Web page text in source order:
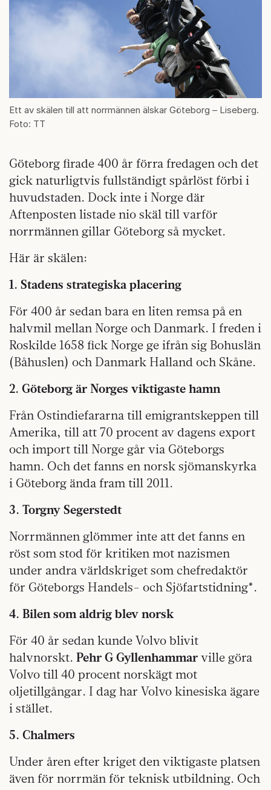
Ett av skälen till att norrmännen älskar Göteborg – Liseberg.
Foto: TT
Göteborg firade 400 år förra fredagen och det
gick naturligtvis fullständigt spårlöst förbi i
huvudstaden. Dock inte i Norge där
Aftenposten listade nio skäl till varför
norrmännen gillar Göteborg så mycket.
Här är skälen:
1. Stadens strategiska placering
För 400 år sedan bara en liten remsa på en
halvmil mellan Norge och Danmark. I freden i
Roskilde 1658 fick Norge ge ifrån sig Bohuslän
(Båhuslen) och Danmark Halland och Skåne.
2. Göteborg är Norges viktigaste hamn
Från Ostindiefararna till emigrantskeppen till
Amerika, till att 70 procent av dagens export
och import till Norge går via Göteborgs
hamn. Och det fanns en norsk sjömanskyrka
i Göteborg ända fram till 2011.
3. Torgny Segerstedt
Norrmännen glömmer inte att det fanns en
röst som stod för kritiken mot nazismen
under andra världskriget som chefredaktör
för Göteborgs Handels- och Sjöfartstidning*.
4. Bilen som aldrig blev norsk
För 40 år sedan kunde Volvo blivit
halvnorskt. Pehr G Gyllenhammar ville göra
Volvo till 40 procent norskägt mot
oljetillgångar. I dag har Volvo kinesiska ägare
i stället.
5. Chalmers
Under åren efter kriget den viktigaste platsen
även för norrmän för teknisk utbildning. Och